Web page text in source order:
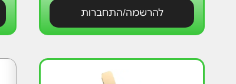
להרשמה/התחברות